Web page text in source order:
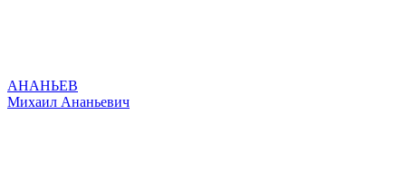
АНАНЬЕВ
Михаил Ананьевич